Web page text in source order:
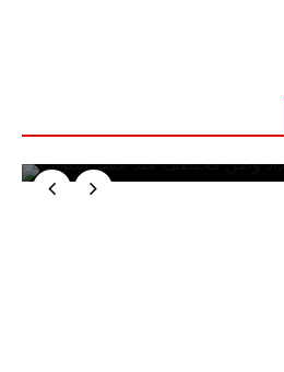
دمياط تكشف قواعد